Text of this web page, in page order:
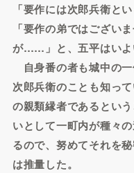
「要作には次郎兵衛と
「要作の弟ではござい
が……」と、五平はいよ
自身番の者も城中の
次郎兵衛のことも知っ
の親類縁者であるとい
いとして一町内が種々
るので、努めてそれを
は推量した。